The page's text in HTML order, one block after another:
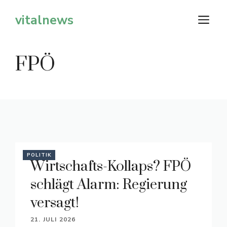
Inhaltvitalnews
FPÖ
POLITIK
Wirtschafts-Kollaps? FPÖ
schlägt Alarm: Regierung
versagt!
21. JULI 2026